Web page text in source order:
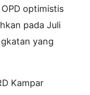
optimistis
pada Juli
yang
Kampar